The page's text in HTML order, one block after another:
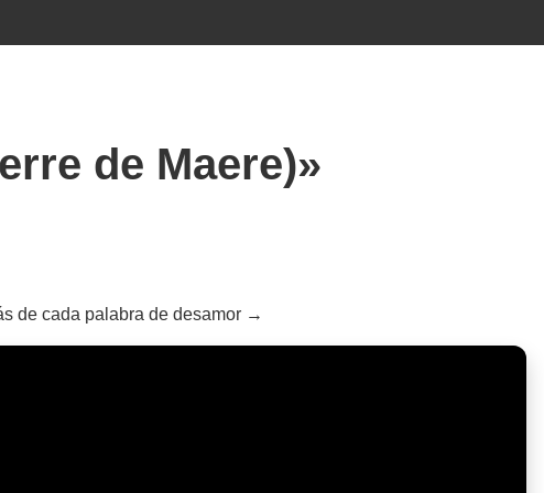
de Maere)»
de cada palabra de desamor →